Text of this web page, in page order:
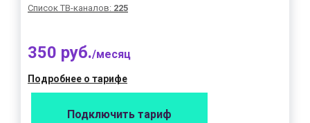
Список ТВ-каналов: 225
350 руб./месяц
Подробнее о тарифе
Подключить тариф